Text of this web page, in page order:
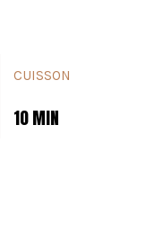
CUISSON
10 MIN